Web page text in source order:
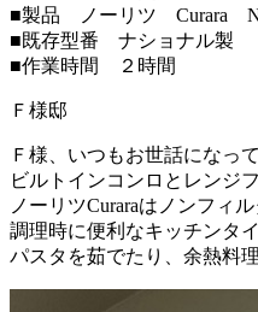
■製品 ノーリツ Curara
■既存型番 ナショナル製
■作業時間 ２時間
Ｆ様邸
Ｆ様、いつもお世話になっ
ビルトインコンロとレンジ
ノーリツCuraraはノンフィ
調理時に便利なキッチンタ
パスタを茹でたり、余熱料